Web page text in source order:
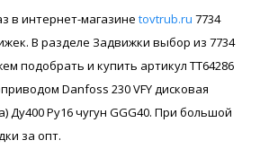
в интернет-магазине tovtrub.ru 7734
В разделе Задвижки выбор из 7734
подобрать и купить артикул ТТ64286
Danfoss 230 VFY дисковая
Ду400 Ру16 чугун GGG40. При большой
за опт.